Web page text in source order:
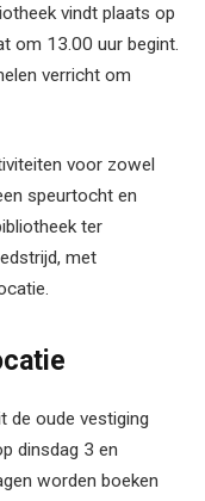
vindt plaats op
om 13.00 uur begint.
verricht om
voor zowel
speurtocht en
ter
met
de oude vestiging
dinsdag 3 en
worden boeken